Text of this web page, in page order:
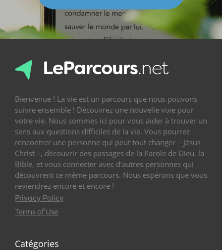
Bienvenue ! La vie est un parcours que nous pouvons
suivre ensemble ! Découvrez une nouvelle voie pour
votre vie. Nous sommes ici pour vous aider à trouver un
sens aux questions difficiles de la vie. Vous pourrez
rencontrer une personne qui peut tout changer – Jésus
Christ –, découvrir des passages de la Parole de Dieu, la
Bible, et vous connecter avec d’autres personnes qui
découvrent ce même parcours. Nous espérons que vous
reviendrez encore et encore !
Privacy Policy
Terms of Use
Catégories